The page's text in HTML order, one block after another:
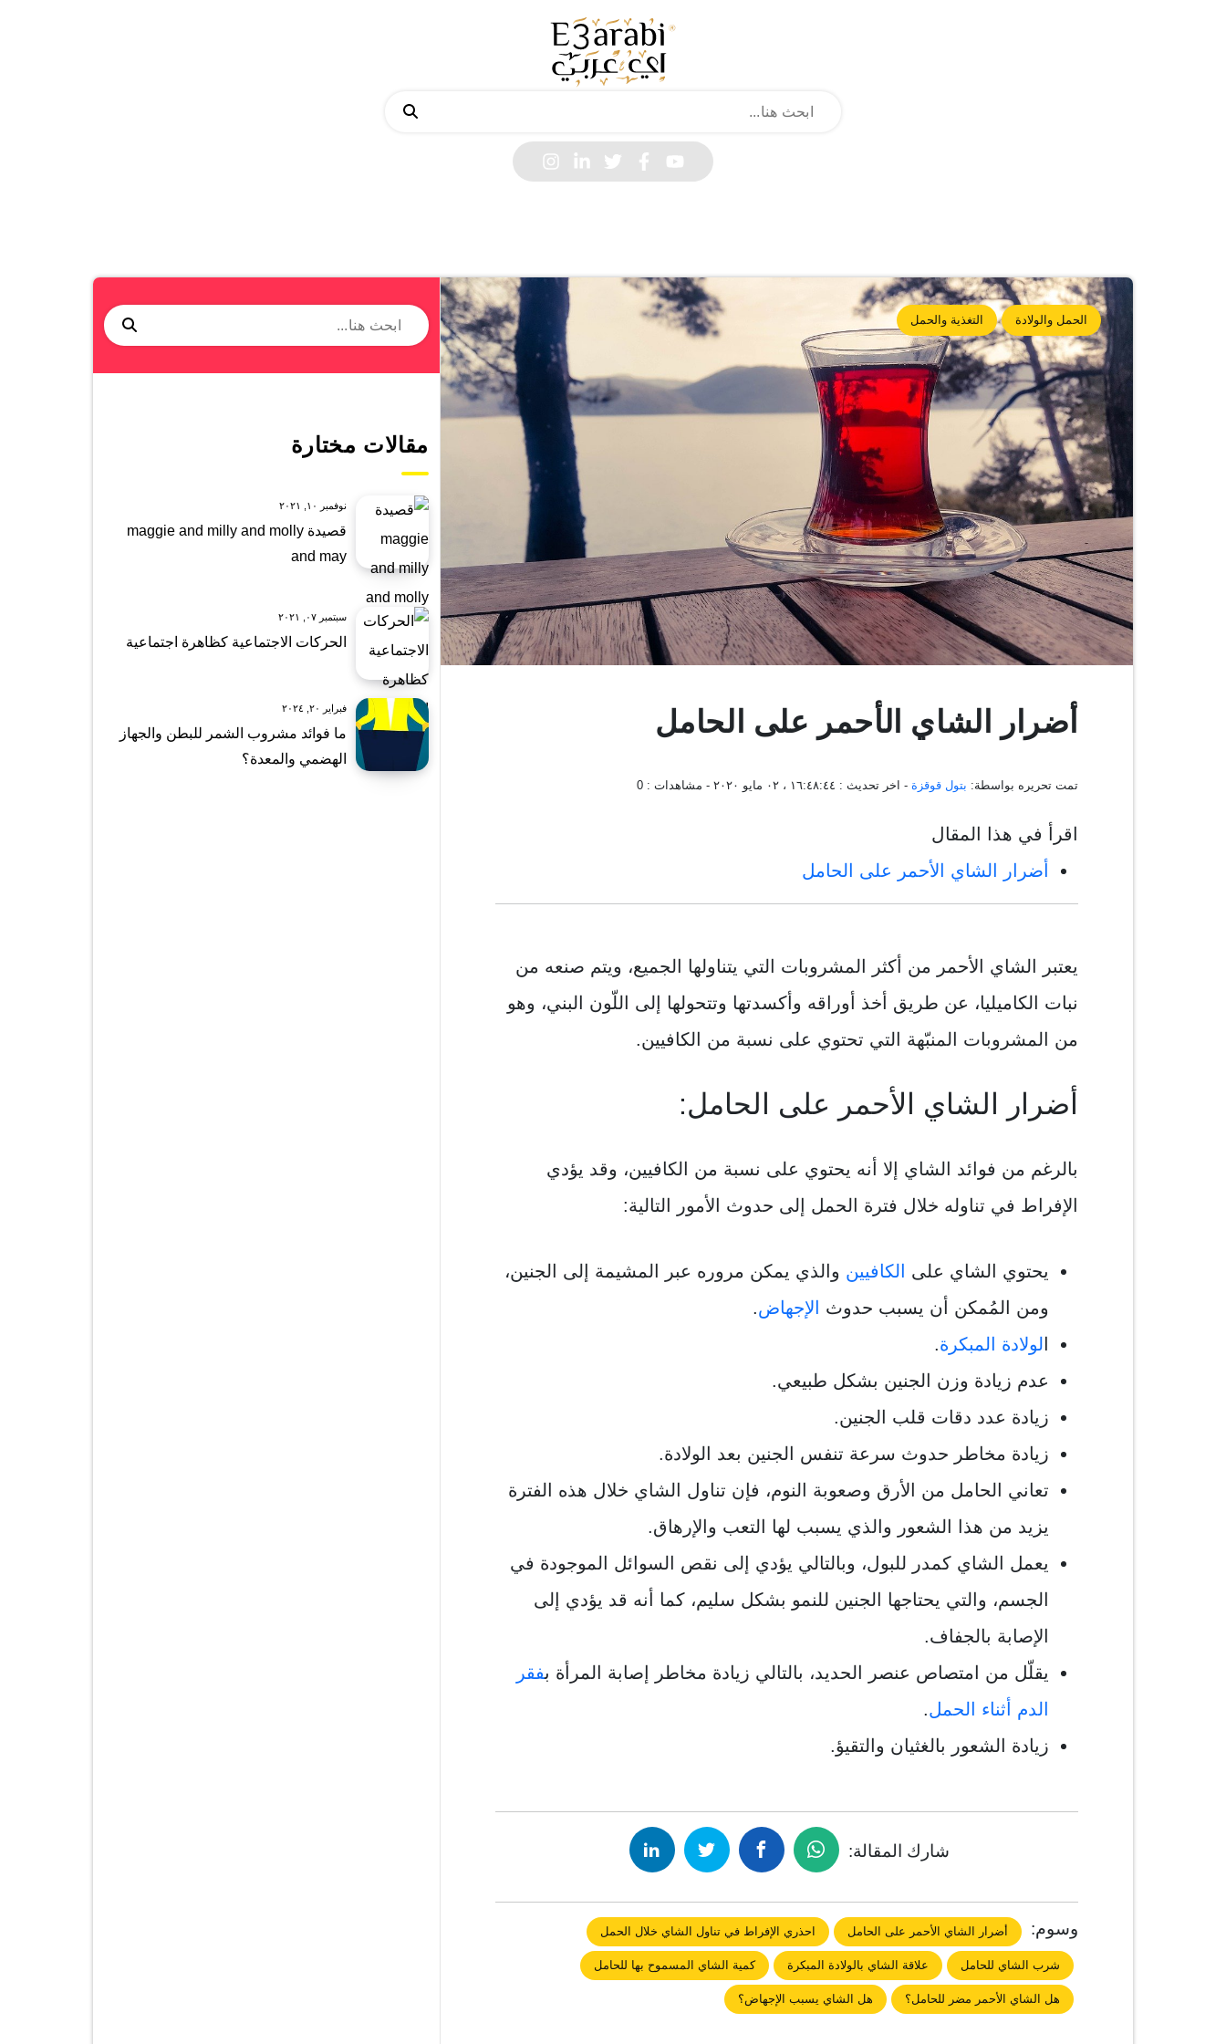
الحمل والولادة التغذية والحمل
أضرار الشاي الأحمر على الحامل
تمت تحريره بواسطة: بتول قوقزة - اخر تحديث : ١٦:٤٨:٤٤ ، ٠٢ مايو ٢٠٢٠ - مشاهدات : 0
اقرأ في هذا المقال
أضرار الشاي الأحمر على الحامل
يعتبر الشاي الأحمر من أكثر المشروبات التي يتناولها الجميع، ويتم صنعه من
نبات الكاميليا، عن طريق أخذ أوراقه وأكسدتها وتتحولها إلى اللّون البني، وهو
من المشروبات المنبّهة التي تحتوي على نسبة من الكافيين.
أضرار الشاي الأحمر على الحامل:
بالرغم من فوائد الشاي إلا أنه يحتوي على نسبة من الكافيين، وقد يؤدي
الإفراط في تناوله خلال فترة الحمل إلى حدوث الأمور التالية:
يحتوي الشاي على الكافيين والذي يمكن مروره عبر المشيمة إلى الجنين،
ومن المُمكن أن يسبب حدوث
الإجهاض.
لولادة المبكرة.
عدم زيادة وزن الجنين بشكل طبيعي.
زيادة عدد دقات قلب الجنين.
زيادة مخاطر حدوث سرعة تنفس الجنين بعد الولادة.
تعاني الحامل من الأرق وصعوبة النوم، فإن تناول الشاي خلال هذه الفترة
يزيد من هذا الشعور والذي يسبب لها التعب والإرهاق.
يعمل الشاي كمدر للبول، وبالتالي يؤدي إلى نقص السوائل الموجودة في
الجسم، والتي يحتاجها الجنين للنمو بشكل سليم، كما أنه قد يؤدي إلى
الإصابة بالجفاف.
يقلّل من امتصاص عنصر الحديد، بالتالي زيادة مخاطر إصابة المرأة بفقر
الدم أثناء الحمل.
زيادة الشعور بالغثيان والتقيؤ.
شارك المقالة:
وسوم: أضرار الشاي الأحمر على الحامل احذري الإفراط في تناول الشاي خلال الحمل
شرب الشاي للحامل علاقة الشاي بالولادة المبكرة كمية الشاي المسموح بها للحامل
هل الشاي الأحمر مضر للحامل؟ هل الشاي يسبب الإجهاض؟
مقالات مختارة
نوفمبر ١٠, ٢٠٢١
قصيدة maggie and milly and molly
and may
سبتمبر ٠٧, ٢٠٢١
الحركات الاجتماعية كظاهرة اجتماعية
فبراير ٢٠, ٢٠٢٤
ما فوائد مشروب الشمر للبطن والجهاز
الهضمي والمعدة؟